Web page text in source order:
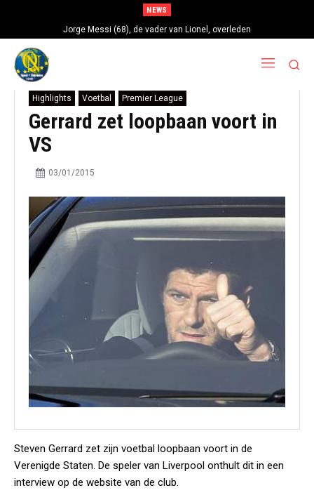
NEWS
Jorge Messi (68), de vader van Lionel, overleden
Highlights Voetbal Premier League
Gerrard zet loopbaan voort in
VS
03/01/2015
Steven Gerrard zet zijn voetbal loopbaan voort in de
Verenigde Staten. De speler van Liverpool onthult dit in een
interview op de website van de club.